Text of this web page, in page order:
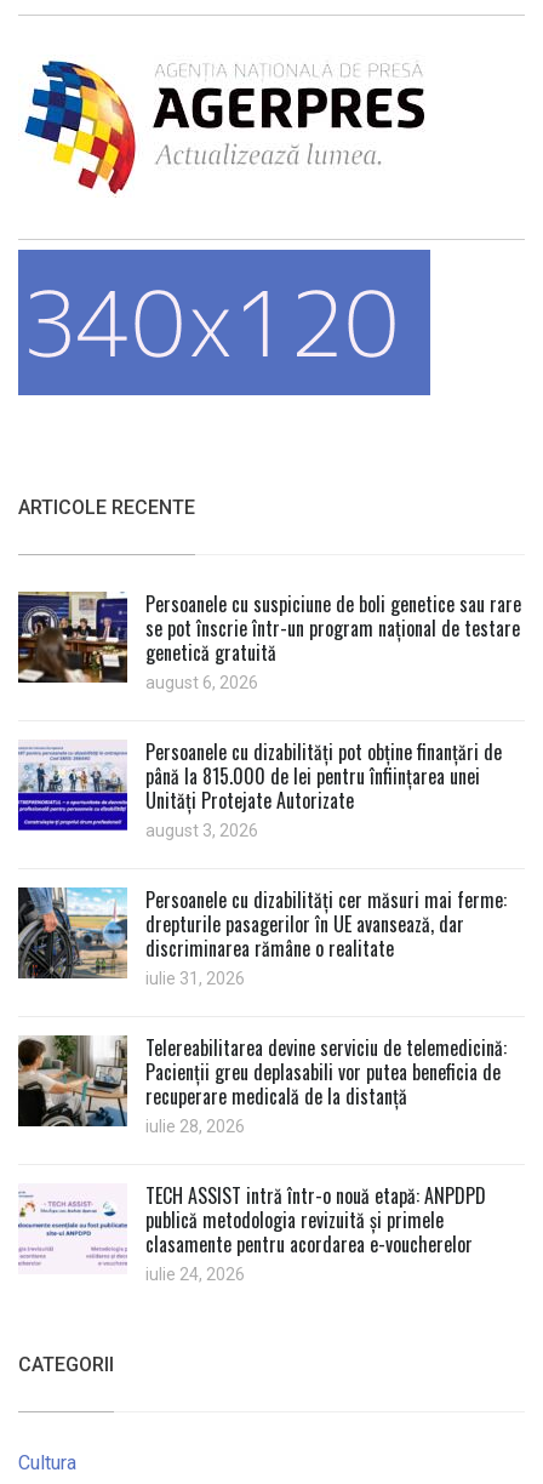
ARTICOLE RECENTE
Persoanele cu suspiciune de boli genetice sau rare
se pot înscrie într-un program național de testare
genetică gratuită
august 6, 2026
Persoanele cu dizabilități pot obține finanțări de
până la 815.000 de lei pentru înființarea unei
Unități Protejate Autorizate
august 3, 2026
Persoanele cu dizabilități cer măsuri mai ferme:
drepturile pasagerilor în UE avansează, dar
discriminarea rămâne o realitate
iulie 31, 2026
Telereabilitarea devine serviciu de telemedicină:
Pacienții greu deplasabili vor putea beneficia de
recuperare medicală de la distanță
iulie 28, 2026
TECH ASSIST intră într-o nouă etapă: ANPDPD
publică metodologia revizuită și primele
clasamente pentru acordarea e-voucherelor
iulie 24, 2026
CATEGORII
Cultura